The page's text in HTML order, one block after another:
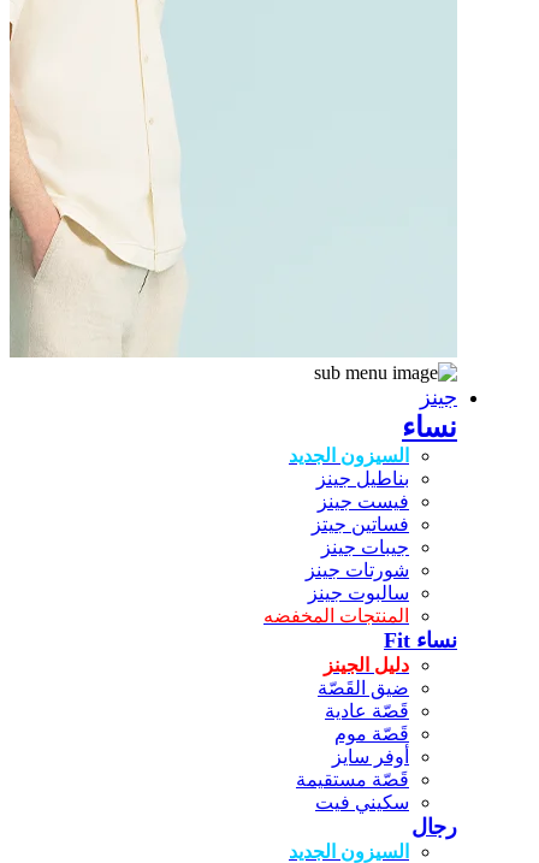
جينز
نساء
السيزون الجديد
بناطيل جينز
فيست جينز
فساتين جيتز
جيبات جينز
شورتات جينز
سالبوت جينز
المنتجات المخفضه
نساء Fit
دليل الجينز
ضيق القَصّة
قَصّة عادية
قَصّة موم
أوفر سايز
قَصّة مستقيمة
سكيني فيت
رجال
السيزون الجديد